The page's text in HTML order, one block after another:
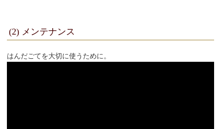
(2) メンテナンス
はんだごてを大切に使うために。